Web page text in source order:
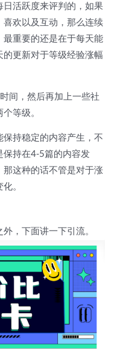
活跃度来评判的，如果
欢以及互动，那么连续
重要的还是在于每天能
更新对于等级经验涨幅
间，然后再加上一些社
等级。
持稳定的内容产生，不
保持在4-5篇的内容发
这种的话不管是对于涨
。
，下面讲一下引流。